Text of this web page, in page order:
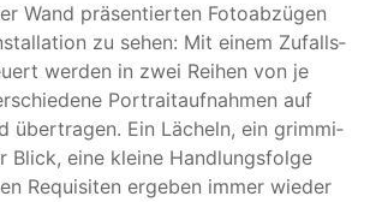
Wand prä­sen­tier­ten Foto­ab­zü­gen
zu sehen: Mit einem Zufalls­
wer­den in zwei Rei­hen von je
Por­trait­auf­nah­men auf
über­tra­gen. Ein Lächeln, ein grim­mi­
Blick, eine klei­ne Hand­lungs­fol­ge
Requi­si­ten erge­ben immer wie­der